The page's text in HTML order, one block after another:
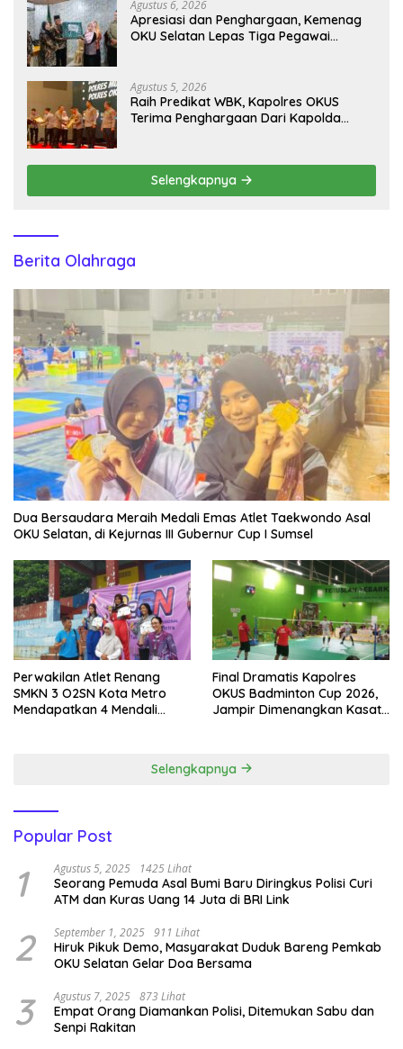
Agustus 6, 2026
Apresiasi dan Penghargaan, Kemenag
OKU Selatan Lepas Tiga Pegawai
Agustus 5, 2026
Raih Predikat WBK, Kapolres OKUS
Terima Penghargaan Dari Kapolda
Selengkapnya
Berita Olahraga
Dua Bersaudara Meraih Medali Emas Atlet Taekwondo Asal
OKU Selatan, di Kejurnas III Gubernur Cup I Sumsel
Perwakilan Atlet Renang
SMKN 3 O2SN Kota Metro
Mendapatkan 4 Mendali
Final Dramatis Kapolres
OKUS Badminton Cup 2026,
Jampir Dimenangkan Kasat
Selengkapnya
Popular Post
1 Agustus 5, 2025 1425 Lihat
Seorang Pemuda Asal Bumi Baru Diringkus Polisi Curi
ATM dan Kuras Uang 14 Juta di BRI Link
2 September 1, 2025 911 Lihat
Hiruk Pikuk Demo, Masyarakat Duduk Bareng Pemkab
OKU Selatan Gelar Doa Bersama
3 Agustus 7, 2025 873 Lihat
Empat Orang Diamankan Polisi, Ditemukan Sabu dan
Senpi Rakitan